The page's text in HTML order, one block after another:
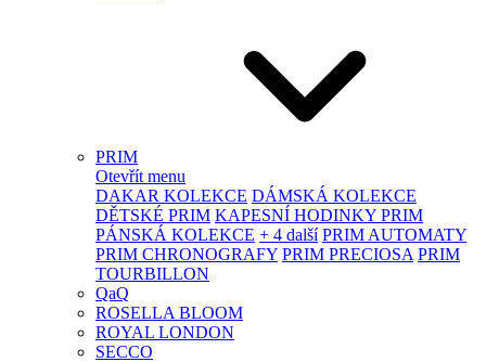
PRIM
Otevřít menu
DAKAR KOLEKCE DÁMSKÁ KOLEKCE
DĚTSKÉ PRIM KAPESNÍ HODINKY PRIM
PÁNSKÁ KOLEKCE + 4 další PRIM AUTOMATY
PRIM CHRONOGRAFY PRIM PRECIOSA PRIM
TOURBILLON
QaQ
ROSELLA BLOOM
ROYAL LONDON
SECCO